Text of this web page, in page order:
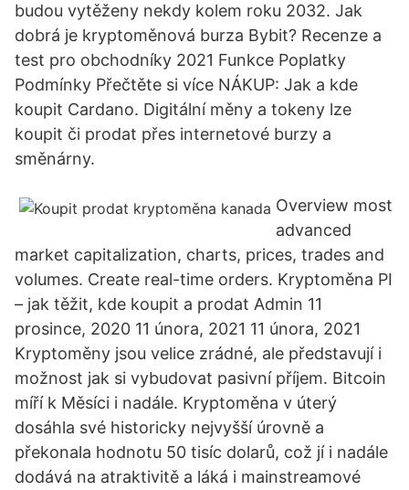
budou vytěženy nekdy kolem roku 2032. Jak
dobrá je kryptoměnová burza Bybit? Recenze a
test pro obchodníky 2021 Funkce Poplatky
Podmínky Přečtěte si více NÁKUP: Jak a kde
koupit Cardano. Digitální měny a tokeny lze
koupit či prodat přes internetové burzy a
směnárny.
Overview most
advanced
market capitalization, charts, prices, trades and
volumes. Create real-time orders. Kryptoměna PI
– jak těžit, kde koupit a prodat Admin 11
prosince, 2020 11 února, 2021 11 února, 2021
Kryptoměny jsou velice zrádné, ale představují i
možnost jak si vybudovat pasivní příjem. Bitcoin
míří k Měsíci i nadále. Kryptoměna v úterý
dosáhla své historicky nejvyšší úrovně a
překonala hodnotu 50 tisíc dolarů, což jí i nadále
dodává na atraktivitě a láká i mainstreamové